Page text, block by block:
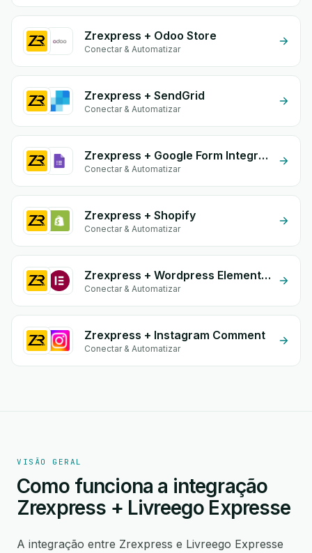
Zrexpress + Odoo Store
Conectar & Automatizar
Zrexpress + SendGrid
Conectar & Automatizar
Zrexpress + Google Form Integration
Conectar & Automatizar
Zrexpress + Shopify
Conectar & Automatizar
Zrexpress + Wordpress Elementor
Conectar & Automatizar
Zrexpress + Instagram Comment
Conectar & Automatizar
VISÃO GERAL
Como funciona a integração
Zrexpress + Livreego Expresse
A integração entre Zrexpress e Livreego Expresse